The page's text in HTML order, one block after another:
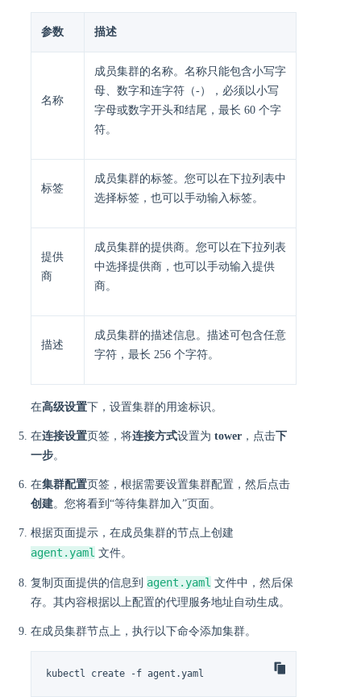
参数 描述
名称
成员集群的名称。名称只能包含小写字
母、数字和连字符（-），必须以小写
字母或数字开头和结尾，最长 60 个字
符。
标签
成员集群的标签。您可以在下拉列表中
选择标签，也可以手动输入标签。
提供
商
成员集群的提供商。您可以在下拉列表
中选择提供商，也可以手动输入提供
商。
描述
成员集群的描述信息。描述可包含任意
字符，最长 256 个字符。
在高级设置下，设置集群的用途标识。
在连接设置页签，将连接方式设置为 tower ，点击下
一步。
在集群配置页签，根据需要设置集群配置，然后点击
创建。您将看到“等待集群加入”页面。
根据页面提示，在成员集群的节点上创建
agent.yaml 文件。
复制页面提供的信息到 agent.yaml 文件中，然后保
存。其内容根据以上配置的代理服务地址自动生成。
在成员集群节点上，执行以下命令添加集群。
kubectl create -f agent.yaml